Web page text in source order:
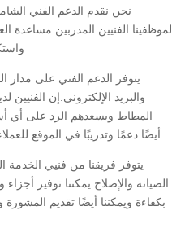
نحن نقدم الدعم الفني
لموظفينا الفنيين المدربين مساعدة
يتوفر الدعم الفني على مدار
والبريد الإلكتروني.إن الفنيين
المطاط ويسعدهم الرد على أي
أيضًا دعمًا وتدريبًا في الموقع
يتوفر فريقنا من فنيي الخدمة
الصيانة والإصلاح.يمكننا توفير
بكفاءة ويمكننا أيضًا تقديم